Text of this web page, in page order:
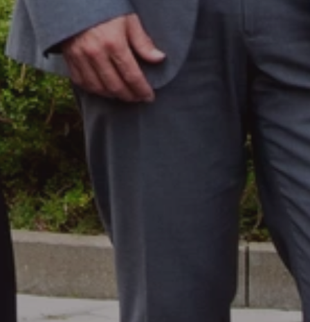
Mathieu Schipper
Lisanne Schellevis
Pien Groenveld
Lindsey Bond
Judith Schouten-Beers
Puck Groendijk
Mariëtte van Slooten-Smit
Externe partijen